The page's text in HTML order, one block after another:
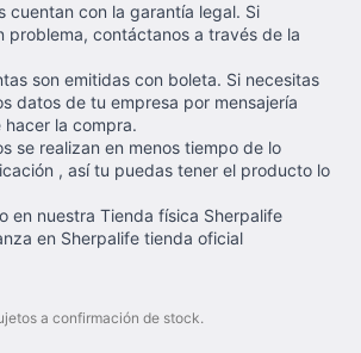
cuentan con la garantía legal. Si
problema, contáctanos a través de la
son emitidas con boleta. Si necesitas
datos de tu empresa por mensajería
la compra.
se realizan en menos tiempo de lo
, así tu puedas tener el producto lo
en nuestra Tienda física Sherpalife
en Sherpalife tienda oficial
a confirmación de stock.